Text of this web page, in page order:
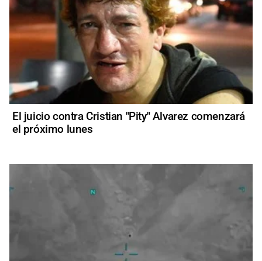
El juicio contra Cristian "Pity" Alvarez comenzará
el próximo lunes